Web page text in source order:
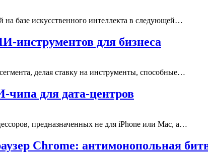
базе искусственного интеллекта в следующей…
инструментов для бизнеса
делая ставку на инструменты, способные…
чипа для дата-центров
предназначенных не для iPhone или Mac, а…
Chrome: антимонопольная